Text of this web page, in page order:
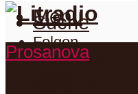
Folgen
Facebook
Menu
Suche
Podcasts
Prosanova